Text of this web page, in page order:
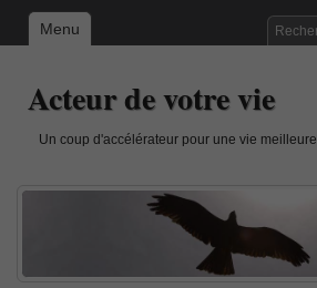
Menu
Acteur de votre vie
Un coup d'accélérateur pour une vie meilleure